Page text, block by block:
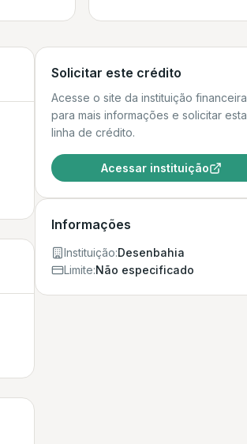
Solicitar este crédito
Acesse o site da instituição financeira
para mais informações e solicitar esta
linha de crédito.
Acessar instituição
Informações
Instituição:Desenbahia
Limite:Não especificado